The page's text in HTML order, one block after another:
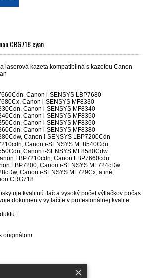
CRG718 cyan
laserová kazeta kompatibilná s kazetou Canon
Canon i-SENSYS LBP7680
Canon i-SENSYS MF8330
Canon i-SENSYS MF8340
Canon i-SENSYS MF8350
Canon i-SENSYS MF8360
Canon i-SENSYS MF8380
Canon i-SENSYS LBP7200Cdn
Canon i-SENSYS MF8540Cdn
Canon i-SENSYS MF8580Cdw
LBP7210cdn, Canon LBP7660cdn
LBP7200, Canon i-SENSYS MF724cDw
Canon i-SENSYS MF729Cx, a iné,
CRG718
kvalitnú tlač a vysoký počet výtlačkov počas
dokumenty vytlačíte v profesionálnej kvalite.
originálom
×